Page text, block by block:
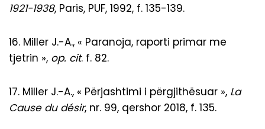
1921-1938, Paris, PUF, 1992, f. 135-139.
16. Miller J.-A., « Paranoja, raporti primar me
tjetrin », op. cit. f. 82.
17. Miller J.-A., « Përjashtimi i përgjithësuar », La
Cause du désir, nr. 99, qershor 2018, f. 135.